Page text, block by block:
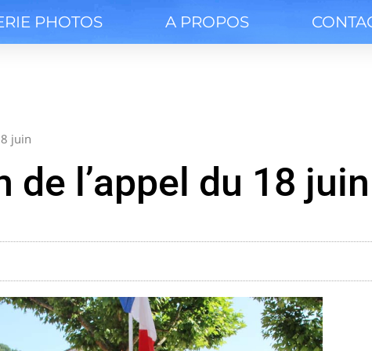
PHOTOS A PROPOS
juin
l’appel du 18 juin